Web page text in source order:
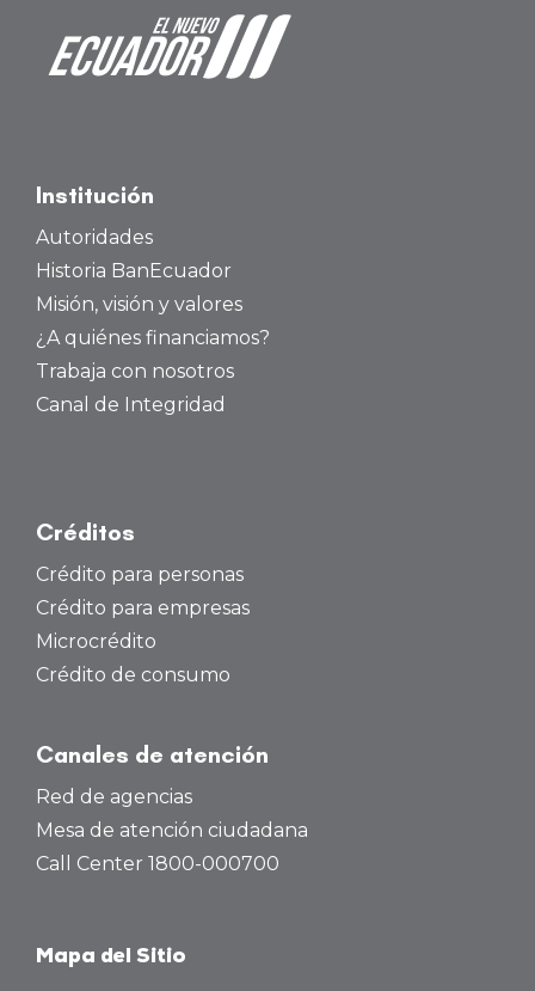
Institución
Autoridades
Historia BanEcuador
Misión, visión y valores
¿A quiénes financiamos?
Trabaja con nosotros
Canal de Integridad
Créditos
Crédito para personas
Crédito para empresas
Microcrédito
Crédito de consumo
Canales de atención
Red de agencias
Mesa de atención ciudadana
Call Center 1800-000700
Mapa del Sitio